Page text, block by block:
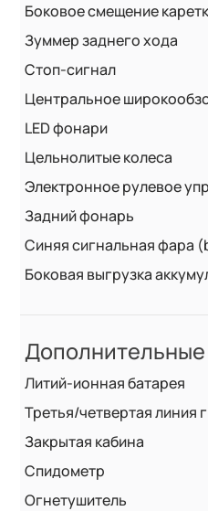
Боковое смещение
Зуммер заднего хода
Стоп-сигнал
Центральное
LED фонари
Цельнолитые колеса
Электронное рулевое
Задний фонарь
Синяя сигнальная фара
Боковая выгрузка
Литий-ионная батарея
Третья/четвертая линия
Закрытая кабина
Спидометр
Огнетушитель